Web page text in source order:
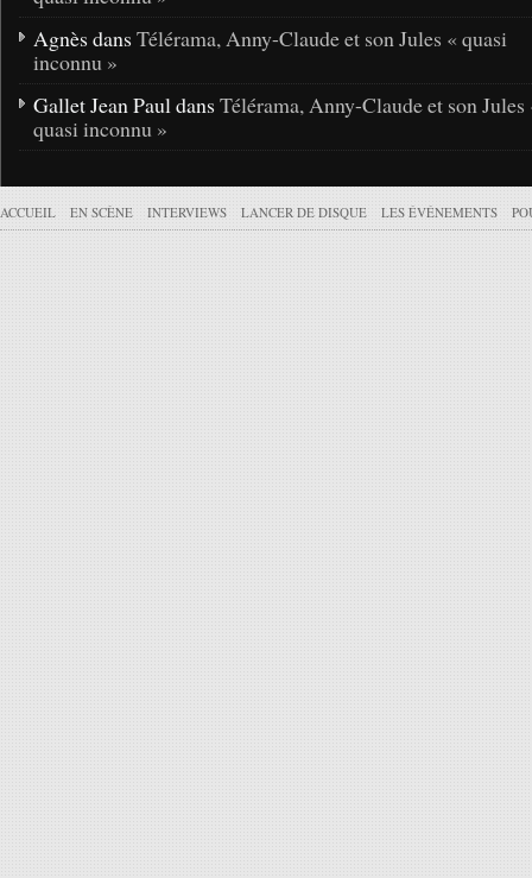
Agnès dans Télérama, Anny-Claude et son Jules « quasi
inconnu »
Gallet Jean Paul dans Télérama, Anny-Claude et son Jules
quasi inconnu »
ACCUEIL EN SCÈNE INTERVIEWS LANCER DE DISQUE LES ÉVÉNEMENTS